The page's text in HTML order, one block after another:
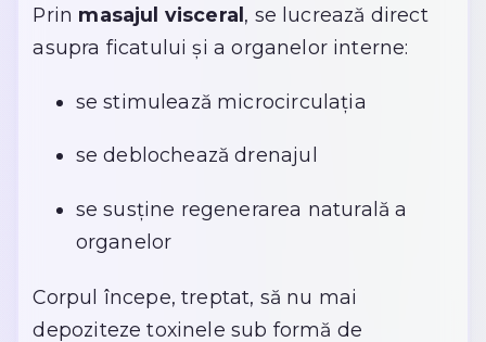
Prin masajul visceral , se lucrează direct
asupra ficatului și a organelor interne:
se stimulează microcirculația
se deblochează drenajul
se susține regenerarea naturală a
organelor
Corpul începe, treptat, să nu mai
depoziteze toxinele sub formă de